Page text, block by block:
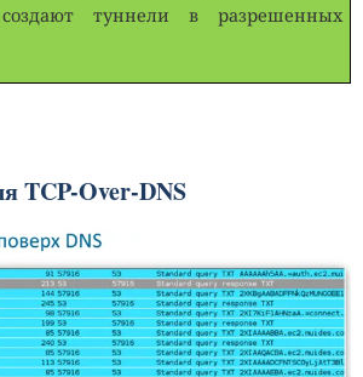
туннели в разрешенных
TCP-Over-DNS